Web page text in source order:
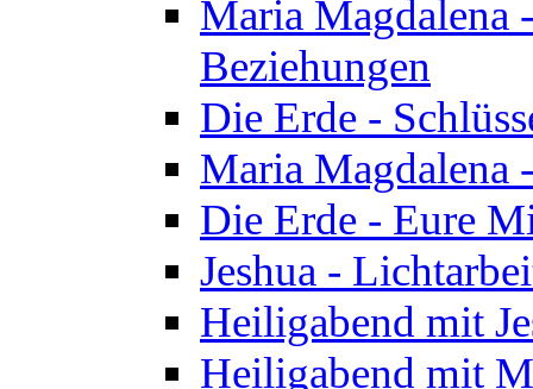
Maria Magdalena
Beziehungen
Die Erde -
Maria Magdalena
Die Erde - Eure
Jeshua -
Heiligabend mit
Heiligabend mit